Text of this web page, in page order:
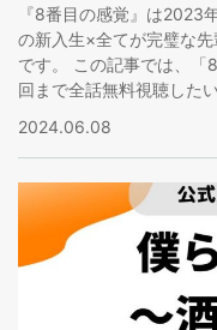
『8番目の感覚』は2023
の新入生×全てが完璧な
です。 この記事では、「
回まで全話無料視聴した
2024.06.08